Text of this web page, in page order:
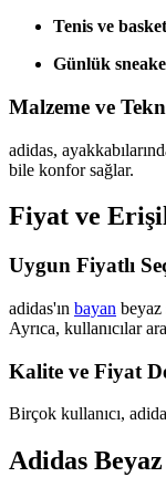
Tenis ve
Günlük
Malzeme ve
adidas,
bile konfor sağlar.
Fiyat ve
Uygun Fiyatlı
adidas'ın bayan beyaz
Ayrıca, kullanıcılar
Kalite ve Fiyat
Birçok kullanıcı,
Adidas